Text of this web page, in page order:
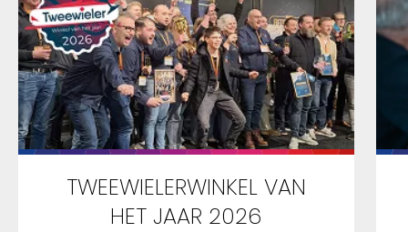
TWEEWIELERWINKEL VAN
HET JAAR 2026